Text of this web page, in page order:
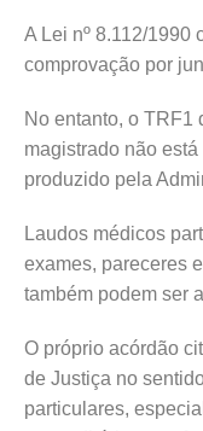
A Lei nº 8.112/1990
comprovação por
No entanto, o TRF1
magistrado não
produzido pela
Laudos médicos
exames, pareceres
também podem ser
O próprio acórdão
de Justiça no
particulares,